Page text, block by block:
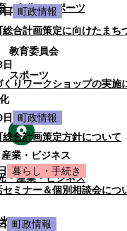
・文化・スポーツ
教育委員会
スポーツ
業・ビジネス
・産業・ビジネス
・イベント
日 町政情報
合計画策定に向けたまち
りワークショップの実施
町政情報
合計画策定方針について
暮らし・手続き
ミナー＆個別相談会につ
町政情報